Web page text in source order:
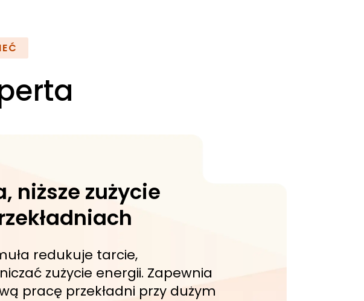
niższe zużycie
redukuje tarcie,
zużycie energii. Zapewnia
pracę przekładni przy dużym